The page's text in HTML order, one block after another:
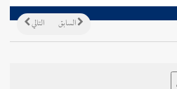
التالي السابق